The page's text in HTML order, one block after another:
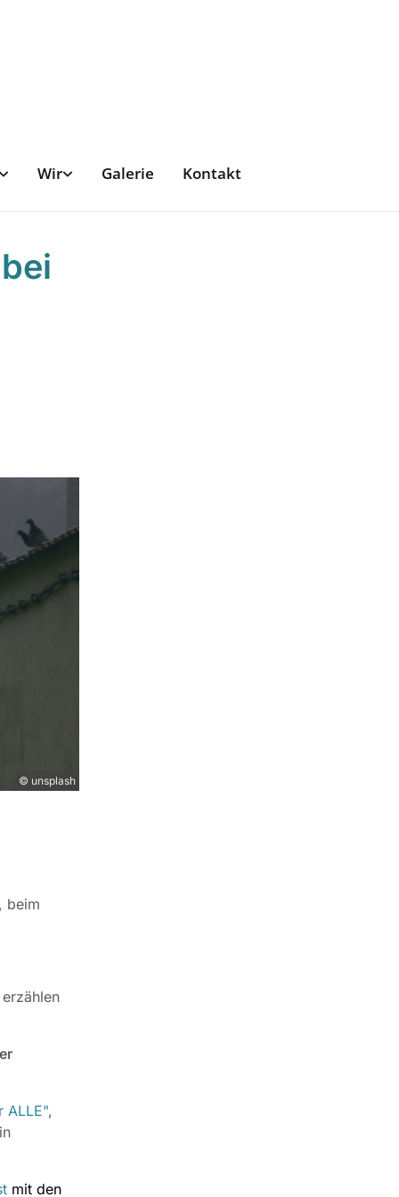
Wir Galerie Kontakt
© unsplash
beim
ALLE",
mit den